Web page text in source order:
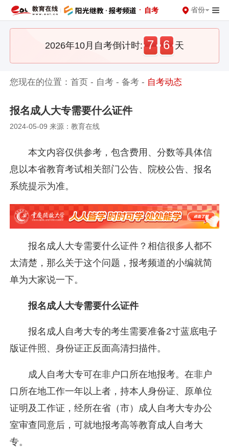
· 自考 省份
2026年10月自考倒计时: 7 6 天
您现在的位置：首页 - 自考 -备考 - 自考动态
报名成人大专需要什么证件
2024-05-09 来源：教育在线
本文内容仅供参考，包含费用、分数等具体信
息以本省教育考试相关部门公告、院校公告、报名
系统提示为准。
报名成人大专需要什么证件？相信很多人都不
太清楚，那么关于这个问题，报考频道的小编就简
单为大家说一下。
报名成人大专需要什么证件
报名成人自考大专的考生需要准备2寸蓝底电子
版证件照、身份证正反面高清扫描件。
成人自考大专可在非户口所在地报考。在非户
口所在地工作一年以上者，持本人身份证、原单位
证明及工作证，经所在省（市）成人自考大专办公
室审查同意后，可就地报考高等教育成人自考大
专。